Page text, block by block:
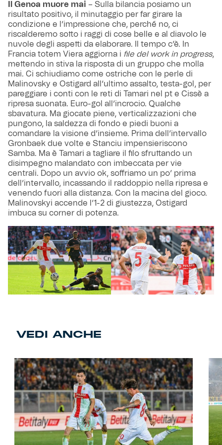
Il Genoa muore mai – Sulla bilancia posiamo un
risultato positivo, il minutaggio per far girare la
condizione e l’impressione che, perché no, ci
riscalderemo sotto i raggi di cose belle e al diavolo le
nuvole degli aspetti da elaborare. Il tempo c’è. In
Francia totem Viera aggiorna i file del work in progress,
mettendo in stiva la risposta di un gruppo che molla
mai. Ci schiudiamo come ostriche con le perle di
Malinovsky e Ostigard all’ultimo assalto, testa-gol, per
pareggiare i conti con le reti di Tamari nel pt e Cissè a
ripresa suonata. Euro-gol all’incrocio. Qualche
sbavatura. Ma giocate piene, verticalizzazioni che
pungono, la saldezza di fondo e piedi buoni a
comandare la visione d’insieme. Prima dell’intervallo
Gronbaek due volte e Stanciu impensieriscono
Samba. Ma è Tamari a tagliare il filo sfruttando un
disimpegno malandato con imbeccata per vie
centrali. Dopo un avvio ok, soffriamo un po’ prima
dell’intervallo, incassando il raddoppio nella ripresa e
venendo fuori alla distanza. Con la macina del gioco.
Malinovskyi accende l’1-2 di giustezza, Ostigard
imbuca su corner di potenza.
VEDI ANCHE